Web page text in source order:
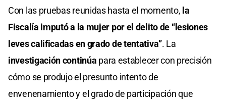
Con las pruebas reunidas hasta el momento, la
Fiscalía imputó a la mujer por el delito de “lesiones
leves calificadas en grado de tentativa”. La
investigación continúa para establecer con precisión
cómo se produjo el presunto intento de
envenenamiento y el grado de participación que